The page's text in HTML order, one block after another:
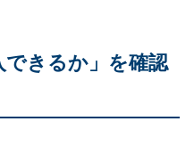
できるか」を確認